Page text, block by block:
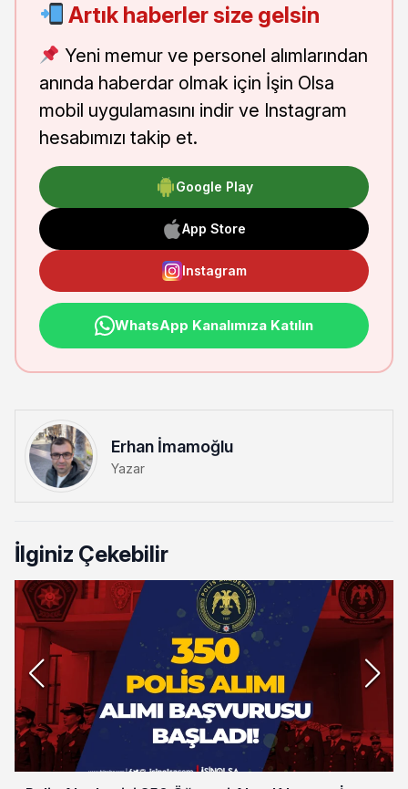
Artık haberler size gelsin
Yeni memur ve personel alımlarından
anında haberdar olmak için İşin Olsa
mobil uygulamasını indir ve Instagram
hesabımızı takip et.
Google Play
App Store
Instagram
WhatsApp Kanalımıza Katılın
Erhan İmamoğlu
Yazar
İlginiz Çekebilir